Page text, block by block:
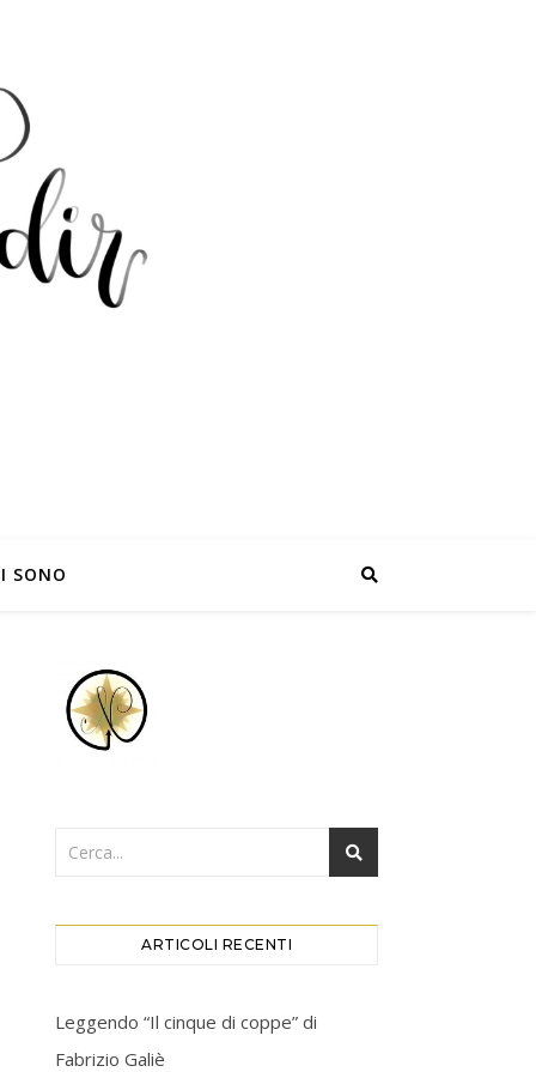
SONO
ARTICOLI RECENTI
Leggendo “Il cinque di coppe” di
Fabrizio Galiè